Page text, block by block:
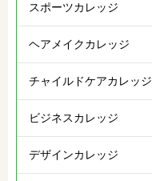
スポーツカレッジ
ヘアメイクカレッジ
チャイルドケアカレッジ
ビジネスカレッジ
デザインカレッジ